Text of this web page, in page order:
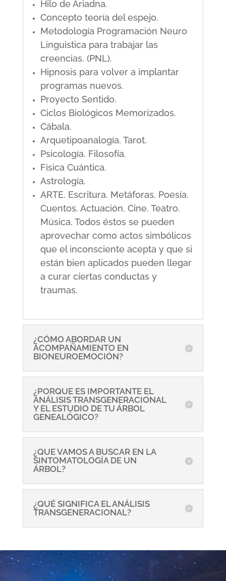
Hilo de Ariadna.
Concepto teoría del espejo.
Metodología Programación Neuro
Linguistica para trabajar las
creencias. (PNL).
Hipnosis para volver a implantar
programas nuevos.
Proyecto Sentido.
Ciclos Biológicos Memorizados.
Cábala.
Arquetipoanalogía. Tarot.
Psicología. Filosofía.
Física Cuántica.
Astrología.
ARTE. Escritura. Metáforas. Poesía.
Cuentos. Actuación. Cine. Teatro.
Música. Todos éstos se pueden
aprovechar como actos simbólicos
que el inconsciente acepta y que si
están bien aplicados pueden llegar
a curar ciertas conductas y
traumas.
¿CÓMO ABORDAR UN
ACOMPAÑAMIENTO EN
BIONEUROEMOCIÓN?
¿PORQUE ES IMPORTANTE EL
ANÁLISIS TRANSGENERACIONAL
Y EL ESTUDIO DE TU ÁRBOL
GENEALÓGICO?
¿QUE VAMOS A BUSCAR EN LA
SINTOMATOLOGÍA DE UN
ÁRBOL?
¿QUÉ SIGNIFICA EL ANÁLISIS
TRANSGENERACIONAL?